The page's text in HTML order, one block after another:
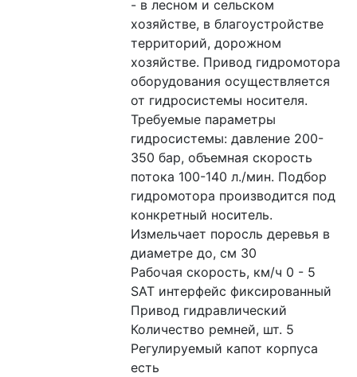
- в лесном и сельском
хозяйстве, в благоустройстве
территорий, дорожном
хозяйстве. Привод гидромотора
оборудования осуществляется
от гидросистемы носителя.
Требуемые параметры
гидросистемы: давление 200-
350 бар, объемная скорость
потока 100-140 л./мин. Подбор
гидромотора производится под
конкретный носитель.
Измельчает поросль деревья в
диаметре до, см 30
Рабочая скорость, км/ч 0 - 5
SAT интерфейс фиксированный
Привод гидравлический
Количество ремней, шт. 5
Регулируемый капот корпуса
есть